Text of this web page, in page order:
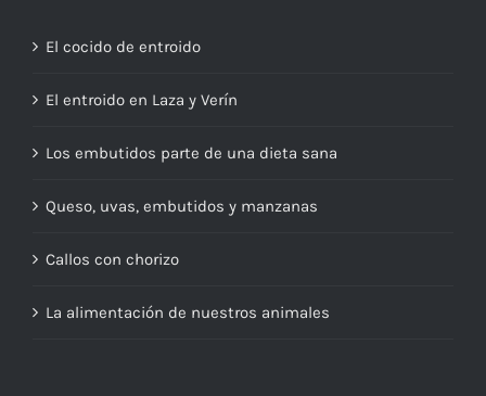
El cocido de entroido
El entroido en Laza y Verín
Los embutidos parte de una dieta sana
Queso, uvas, embutidos y manzanas
Callos con chorizo
La alimentación de nuestros animales